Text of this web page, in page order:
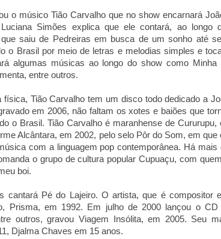
o músico Tião Carvalho que no show encarnará
Simões explica que ele contará, ao longo
saiu de Pedreiras em busca de um sonho até
o Brasil por meio de letras e melodias simples e
algumas músicas ao longo do show como Minha
entre outros.
Tião Carvalho tem um disco todo dedicado a
em 2006, não faltam os xotes e baiões que
o Brasil. Tião Carvalho é maranhense de Cururupu,
Alcântara, em 2002, pelo selo Pôr do Som, em que
com a linguagem pop contemporânea. Há mais
o grupo de cultura popular Cupuaçu, com
boi.
cantará Pé do Lajeiro. O artista, que é compositor
Prisma, em 1992. Em julho de 2000 lançou o CD
outros, gravou Viagem Insólita, em 2005. Seu
Djalma Chaves em 15 anos.